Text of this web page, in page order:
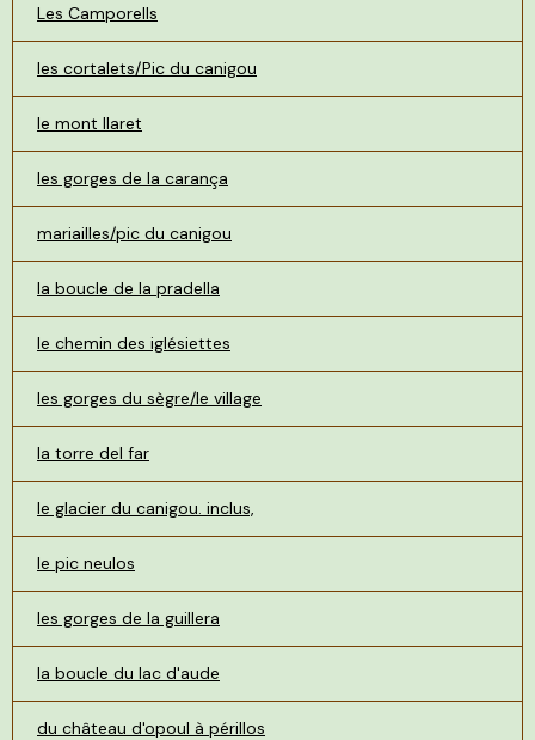
Les Camporells
les cortalets/Pic du canigou
le mont llaret
les gorges de la carança
mariailles/pic du canigou
la boucle de la pradella
le chemin des iglésiettes
les gorges du sègre/le village
la torre del far
le glacier du canigou. inclus,
le pic neulos
les gorges de la guillera
la boucle du lac d'aude
du château d'opoul à périllos